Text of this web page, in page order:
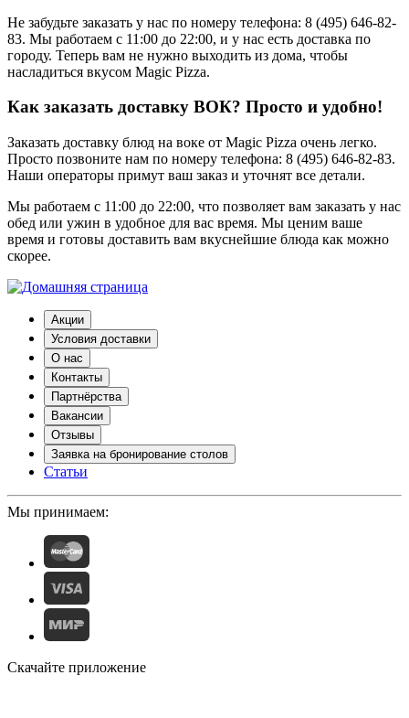
Не забудьте заказать у нас по номеру телефона: 8 (495) 646-82-
83. Мы работаем с 11:00 до 22:00, и у нас есть доставка по
городу. Теперь вам не нужно выходить из дома, чтобы
насладиться вкусом Magic Pizza.
Как заказать доставку ВОК? Просто и удобно!
Заказать доставку блюд на воке от Magic Pizza очень легко.
Просто позвоните нам по номеру телефона: 8 (495) 646-82-83.
Наши операторы примут ваш заказ и уточнят все детали.
Мы работаем с 11:00 до 22:00, что позволяет вам заказать у нас
обед или ужин в удобное для вас время. Мы ценим ваше
время и готовы доставить вам вкуснейшие блюда как можно
скорее.
Акции
Условия доставки
О нас
Контакты
Партнёрства
Вакансии
Отзывы
Заявка на бронирование столов
Статьи
Мы принимаем:
Скачайте приложение